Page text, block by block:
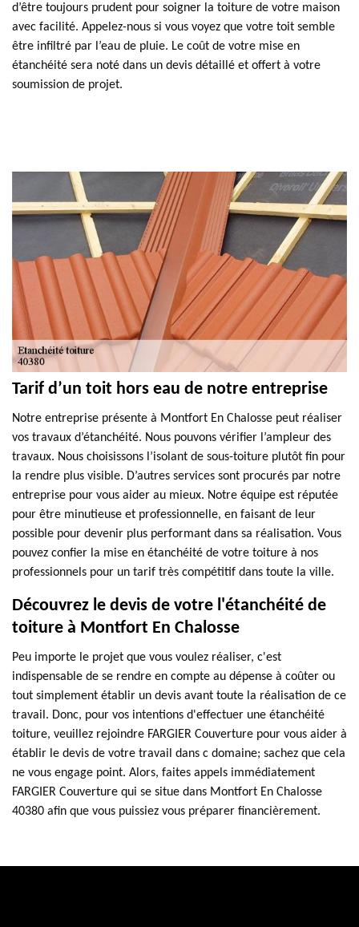
d’être toujours prudent pour soigner la toiture de votre maison
avec facilité. Appelez-nous si vous voyez que votre toit semble
être infiltré par l’eau de pluie. Le coût de votre mise en
étanchéité sera noté dans un devis détaillé et offert à votre
soumission de projet.
Tarif d’un toit hors eau de notre entreprise
Notre entreprise présente à Montfort En Chalosse peut réaliser
vos travaux d’étanchéité. Nous pouvons vérifier l’ampleur des
travaux. Nous choisissons l’isolant de sous-toiture plutôt fin pour
la rendre plus visible. D’autres services sont procurés par notre
entreprise pour vous aider au mieux. Notre équipe est réputée
pour être minutieuse et professionnelle, en faisant de leur
possible pour devenir plus performant dans sa réalisation. Vous
pouvez confier la mise en étanchéité de votre toiture à nos
professionnels pour un tarif très compétitif dans toute la ville.
Découvrez le devis de votre l'étanchéité de
toiture à Montfort En Chalosse
Peu importe le projet que vous voulez réaliser, c'est
indispensable de se rendre en compte au dépense à coûter ou
tout simplement établir un devis avant toute la réalisation de ce
travail. Donc, pour vos intentions d'effectuer une étanchéité
toiture, veuillez rejoindre FARGIER Couverture pour vous aider à
établir le devis de votre travail dans c domaine; sachez que cela
ne vous engage point. Alors, faites appels immédiatement
FARGIER Couverture qui se situe dans Montfort En Chalosse
40380 afin que vous puissiez vous préparer financièrement.